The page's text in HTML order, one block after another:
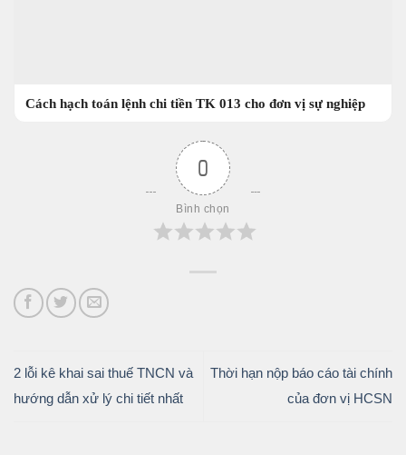
Cách hạch toán lệnh chi tiền TK 013 cho đơn vị sự nghiệp
0
Bình chọn
2 lỗi kê khai sai thuế TNCN và
hướng dẫn xử lý chi tiết nhất
Thời hạn nộp báo cáo tài chính
của đơn vị HCSN